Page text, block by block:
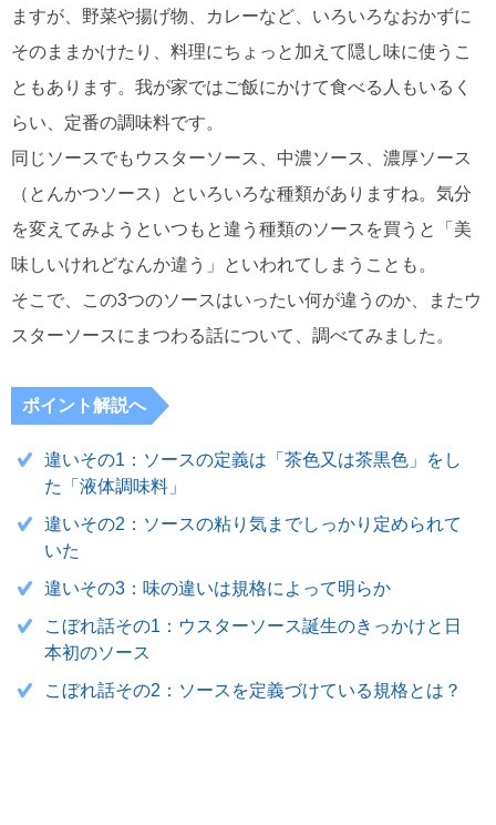
ますが、野菜や揚げ物、カレーなど、いろいろなおかずに
そのままかけたり、料理にちょっと加えて隠し味に使うこ
ともあります。我が家ではご飯にかけて食べる人もいるく
らい、定番の調味料です。
同じソースでもウスターソース、中濃ソース、濃厚ソース
（とんかつソース）といろいろな種類がありますね。気分
を変えてみようといつもと違う種類のソースを買うと「美
味しいけれどなんか違う」といわれてしまうことも。
そこで、この3つのソースはいったい何が違うのか、またウ
スターソースにまつわる話について、調べてみました。
ポイント解説へ
違いその1：ソースの定義は「茶色又は茶黒色」をし
た「液体調味料」
違いその2：ソースの粘り気までしっかり定められて
いた
違いその3：味の違いは規格によって明らか
こぼれ話その1：ウスターソース誕生のきっかけと日
本初のソース
こぼれ話その2：ソースを定義づけている規格とは？